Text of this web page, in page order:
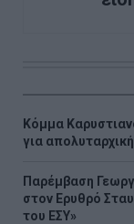
Κόμμα
για
Παρέμβαση
στον Ερυθρό
του ΕΣΥ»